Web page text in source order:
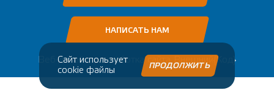
НАПИСАТЬ НАМ
Веб-дизайн, разработка сайта Внешний{Код}
Сайт использует
cookie файлы
ПРОДОЛЖИТЬ